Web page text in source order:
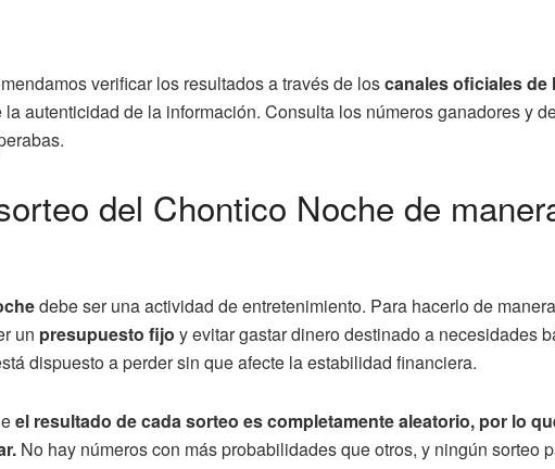
verificar los resultados a través de loscanales oficiales de
autenticidad de la información. Consulta los números ganadores y
del Chontico Noche de
debe ser una actividad de entretenimiento. Para hacerlo de manera
un presupuesto fijo y evitar gastar dinero destinado a necesidades
dispuesto a perder sin que afecte la estabilidad financiera.
el resultado de cada sorteo es completamente aleatorio, por lo
No hay números con más probabilidades que otros, y ningún sorteo